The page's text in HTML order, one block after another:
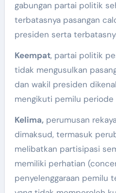
gabungan partai politik
terbatasnya pasangan
presiden serta
Keempat, partai politik
tidak mengusulkan
dan wakil presiden
mengikuti pemilu periode
Kelima,perumusan
dimaksud, termasuk
melibatkan partisipasi
memiliki perhatian
penyelenggaraan pemilu